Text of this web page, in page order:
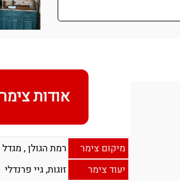
אודות צימר
מיקום צימר רמת הגולן,
יעוד צימר
זוגות, גיי פרנדלי